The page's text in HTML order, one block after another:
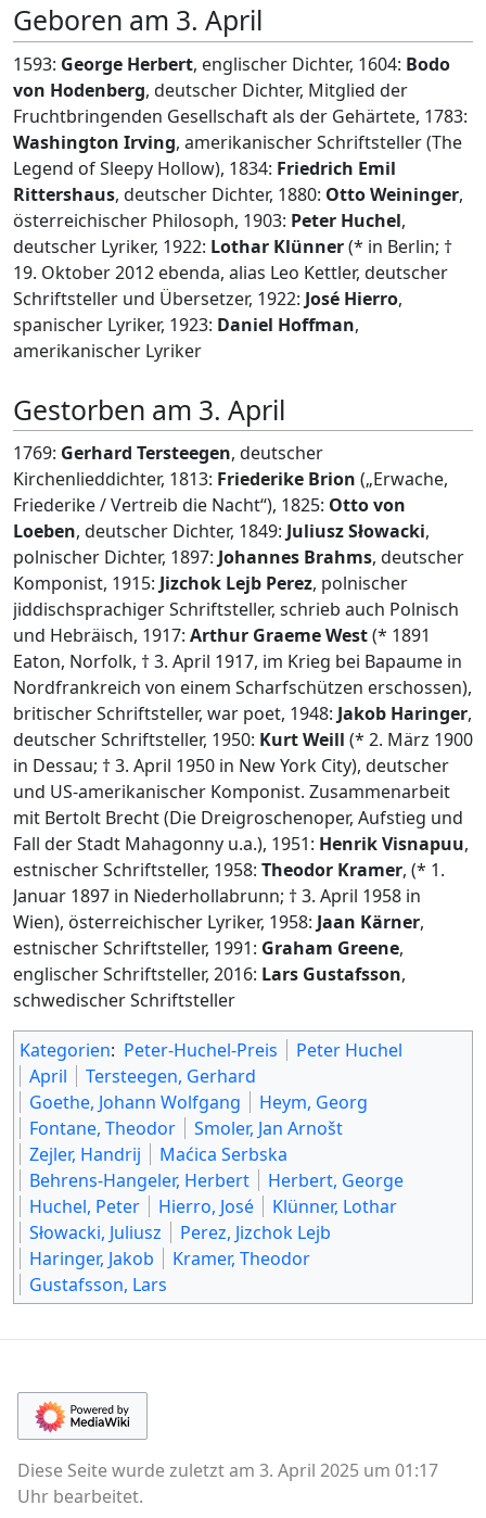
Geboren am 3. April
1593: George Herbert, englischer Dichter, 1604: Bodo
von Hodenberg, deutscher Dichter, Mitglied der
Fruchtbringenden Gesellschaft als der Gehärtete, 1783:
Washington Irving, amerikanischer Schriftsteller (The
Legend of Sleepy Hollow), 1834: Friedrich Emil
Rittershaus, deutscher Dichter, 1880: Otto Weininger,
österreichischer Philosoph, 1903: Peter Huchel,
deutscher Lyriker, 1922: Lothar Klünner(* in Berlin; †
19. Oktober 2012 ebenda, alias Leo Kettler, deutscher
Schriftsteller und Übersetzer, 1922: José Hierro,
spanischer Lyriker, 1923: Daniel Hoffman,
amerikanischer Lyriker
Gestorben am 3. April
1769: Gerhard Tersteegen, deutscher
Kirchenlieddichter, 1813: Friederike Brion („Erwache,
Friederike / Vertreib die Nacht“), 1825: Otto von
Loeben, deutscher Dichter, 1849: Juliusz Słowacki,
polnischer Dichter, 1897: Johannes Brahms, deutscher
Komponist, 1915: Jizchok Lejb Perez, polnischer
jiddischsprachiger Schriftsteller, schrieb auch Polnisch
und Hebräisch, 1917: Arthur Graeme West(* 1891
Eaton, Norfolk, † 3. April 1917, im Krieg bei Bapaume in
Nordfrankreich von einem Scharfschützen erschossen),
britischer Schriftsteller, war poet, 1948: Jakob Haringer,
deutscher Schriftsteller, 1950: Kurt Weill (* 2. März 1900
in Dessau; † 3. April 1950 in New York City), deutscher
und US-amerikanischer Komponist. Zusammenarbeit
mit Bertolt Brecht (Die Dreigroschenoper, Aufstieg und
Fall der Stadt Mahagonny u.a.), 1951: Henrik Visnapuu,
estnischer Schriftsteller, 1958: Theodor Kramer, (* 1.
Januar 1897 in Niederhollabrunn; † 3. April 1958 in
Wien), österreichischer Lyriker, 1958: Jaan Kärner,
estnischer Schriftsteller, 1991: Graham Greene,
englischer Schriftsteller, 2016: Lars Gustafsson,
schwedischer Schriftsteller
Kategorien: Peter-Huchel-Preis
Peter Huchel
April
Tersteegen, Gerhard
Goethe, Johann Wolfgang
Heym, Georg
Fontane, Theodor
Smoler, Jan Arnošt
Zejler, Handrij
Maćica Serbska
Behrens-Hangeler, Herbert
Herbert, George
Huchel, Peter
Hierro, José
Klünner, Lothar
Słowacki, Juliusz
Perez, Jizchok Lejb
Haringer, Jakob
Kramer, Theodor
Gustafsson, Lars
Diese Seite wurde zuletzt am 3. April 2025 um 01:17
Uhr bearbeitet.